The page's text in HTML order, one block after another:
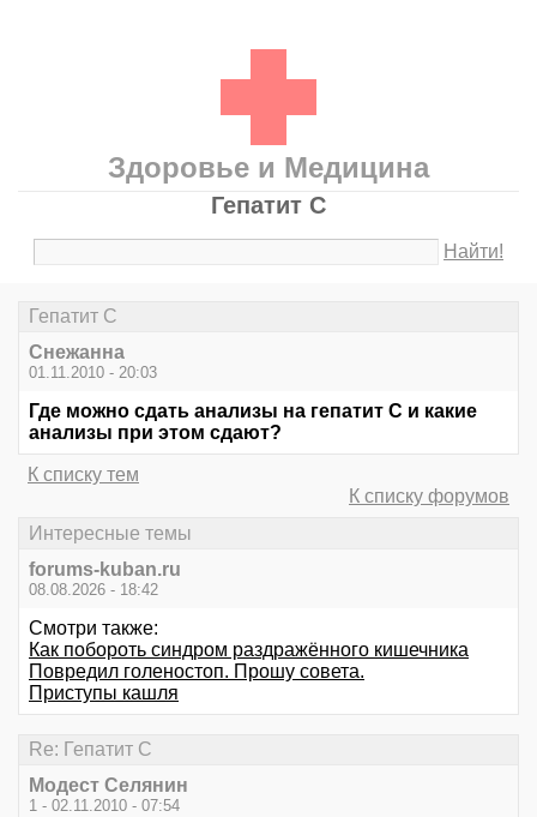
Здоровье и Медицина
Гепатит С
Найти!
Гепатит С
Cнежанна
01.11.2010 - 20:03
Где можно сдать анализы на гепатит С и какие
анализы при этом сдают?
К списку тем
К списку форумов
Интересные темы
forums-kuban.ru
08.08.2026 - 18:42
Смотри также:
Как побороть синдром раздражённого кишечника
Повредил голеностоп. Прошу совета.
Приступы кашля
Re: Гепатит С
Модест Селянин
1 - 02.11.2010 - 07:54